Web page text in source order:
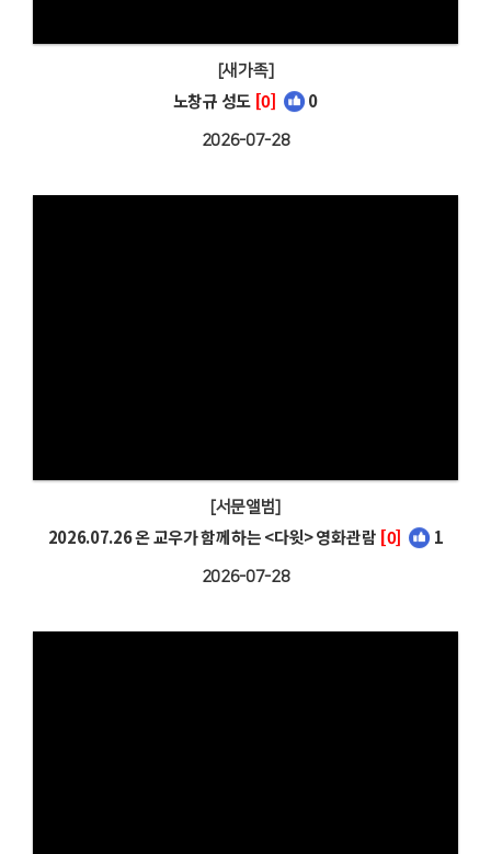
[새가족]
노창규 성도 [0] 0
2026-07-28
[서문앨범]
2026.07.26 온 교우가 함께하는 <다윗> 영화관람 [0] 1
2026-07-28